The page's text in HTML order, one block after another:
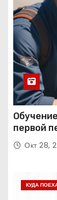
первой
Окт 28,
КУДА